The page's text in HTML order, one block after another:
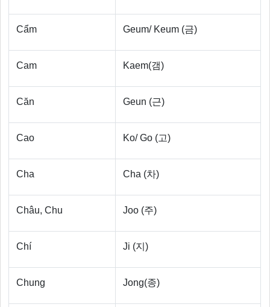
Cẩm Geum/ Keum (금)
Cam Kaem(갬)
Căn Geun (근)
Cao Ko/ Go (고)
Cha Cha (차)
Châu, Chu Joo (주)
Chí Ji (지)
Chung Jong(종)